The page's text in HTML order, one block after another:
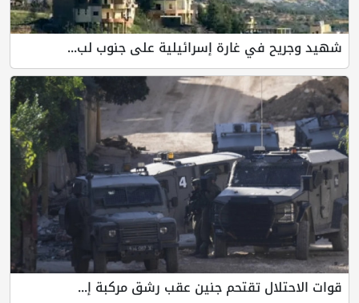
شهيد وجريح في غارة إسرائيلية على جنوب لب...
قوات الاحتلال تقتحم جنين عقب رشق مركبة إ...